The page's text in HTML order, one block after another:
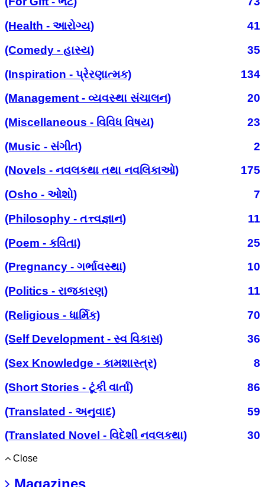
(Health - આરોગ્ય)
41
(Comedy - હાસ્ય)
35
(Inspiration - પ્રેરણાત્મક)
134
(Management - વ્યવસ્થા સંચાલન)
20
(Miscellaneous - વિવિધ વિષય)
23
(Music - સંગીત)
2
(Novels - નવલકથા તથા નવલિકાઓ)
175
(Osho - ઓશો)
7
(Philosophy - તત્ત્વજ્ઞાન)
11
(Poem - કવિતા)
25
(Pregnancy - ગર્ભાવસ્થા)
10
(Politics - રાજકારણ)
11
(Religious - ધાર્મિક)
70
(Self Development - સ્વ વિકાસ)
36
(Sex Knowledge - કામશાસ્ત્ર)
8
(Short Stories - ટૂંકી વાર્તા)
86
(Translated - અનુવાદ)
59
(Translated Novel - વિદેશી નવલકથા)
30
Close
Magazines